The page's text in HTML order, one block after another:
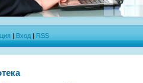
| Вход | RSS